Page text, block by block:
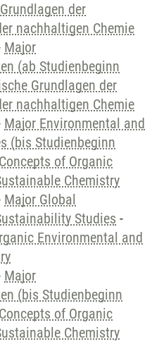
der
nachhaltigen Chemie
Major
(ab Studienbeginn
Grundlagen der
nachhaltigen Chemie
Major Environmental and
(bis Studienbeginn
of Organic
Chemistry
Major Global
Studies -
Environmental and
Major
(bis Studienbeginn
of Organic
Chemistry